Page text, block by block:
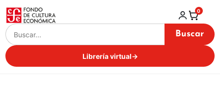
Buscar
Librería virtual→
0